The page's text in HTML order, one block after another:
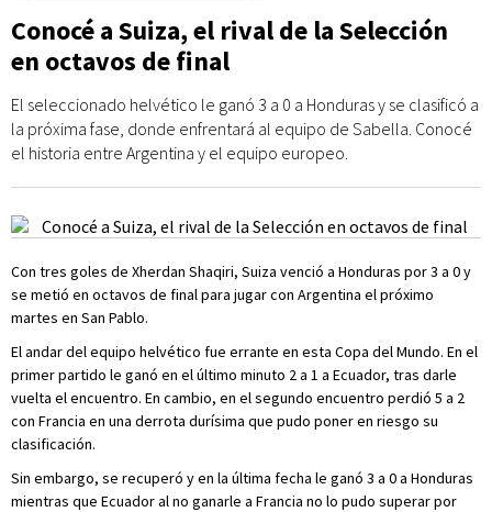
Conocé a Suiza, el rival de la Selección
en octavos de final
El seleccionado helvético le ganó 3 a 0 a Honduras y se clasificó a
la próxima fase, donde enfrentará al equipo de Sabella. Conocé
el historia entre Argentina y el equipo europeo.
Con tres goles de Xherdan Shaqiri, Suiza venció a Honduras por 3 a 0 y
se metió en octavos de final para jugar con Argentina el próximo
martes en San Pablo.
El andar del equipo helvético fue errante en esta Copa del Mundo. En el
primer partido le ganó en el último minuto 2 a 1 a Ecuador, tras darle
vuelta el encuentro. En cambio, en el segundo encuentro perdió 5 a 2
con Francia en una derrota durísima que pudo poner en riesgo su
clasificación.
Sin embargo, se recuperó y en la última fecha le ganó 3 a 0 a Honduras
mientras que Ecuador al no ganarle a Francia no lo pudo superar por